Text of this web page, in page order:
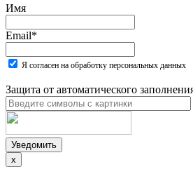
Имя
Email*
Я согласен на обработку персональных данных
Защита от автоматического
Уведомить
x